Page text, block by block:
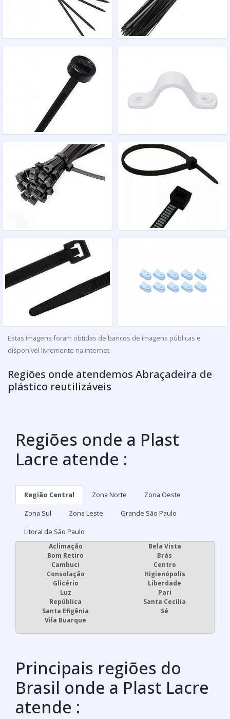
Estas imagens foram obtidas de bancos de imagens públicas e
disponível livremente na internet.
Regiões onde atendemos Abraçadeira de
plástico reutilizáveis
Regiões onde a Plast
Lacre atende :
Região Central Zona Norte
Zona Oeste
Zona Sul
Zona Leste
Grande São Paulo
Litoral de São Paulo
Aclimação
Bela Vista
Bom Retiro
Brás
Cambuci
Centro
Consolação
Higienópolis
Glicério
Liberdade
Luz
Pari
República
Santa Cecília
Santa Efigênia
Sé
Vila Buarque
Principais regiões do
Brasil onde a Plast Lacre
atende :